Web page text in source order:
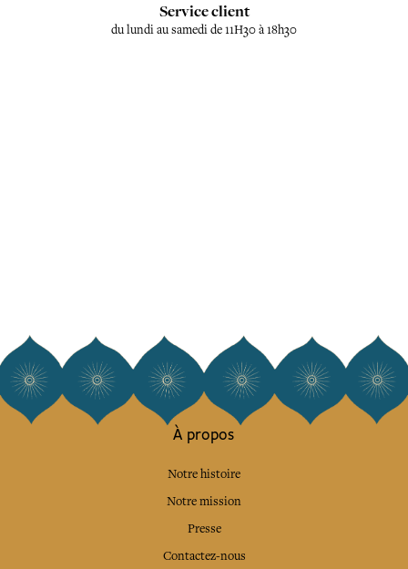
Service client
du lundi au samedi de 11H30 à 18h30
À propos
Notre histoire
Notre mission
Presse
Contactez-nous